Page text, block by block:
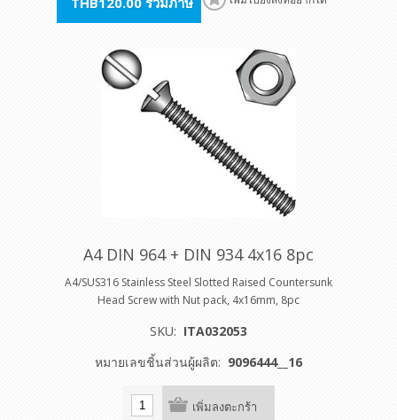
A4 DIN 964 + DIN 934 4x16 8pc
A4/SUS316 Stainless Steel Slotted Raised Countersunk
Head Screw with Nut pack, 4x16mm, 8pc
SKU: ITA032053
หมายเลขชิ้นส่วนผู้ผลิต: 9096444__16
เพิ่มลงตะกร้า